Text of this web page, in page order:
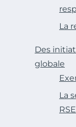
La
Des
globale
La
RSE